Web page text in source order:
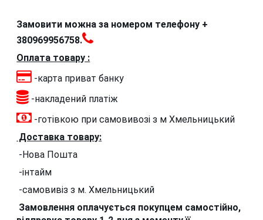
Замовити можна за номером телефону +
380969956758.
Оплата товару :
-карта приват банку
-накладений платіж
-готівкою при самовивозі з м Хмельницький
Доставка товару:
-Нова Пошта
-інтайм
-самовивіз з м. Хмельницький
Замовлення оплачується покупцем самостійно,